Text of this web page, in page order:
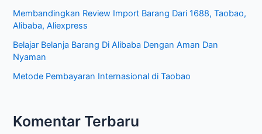
k
l
Membandingkan Review Import Barang Dari 1688, Taobao,
Alibaba, Aliexpress
Belajar Belanja Barang Di Alibaba Dengan Aman Dan
Nyaman
Metode Pembayaran Internasional di Taobao
Komentar Terbaru